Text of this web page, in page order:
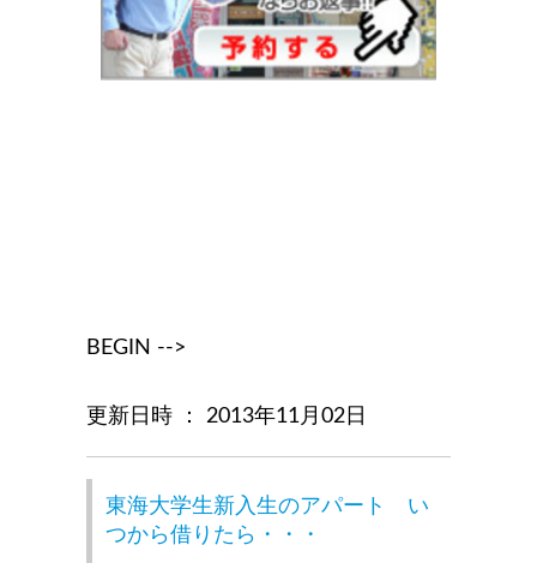
BEGIN -->
更新日時 ： 2013年11月02日
東海大学生新入生のアパート い
つから借りたら・・・